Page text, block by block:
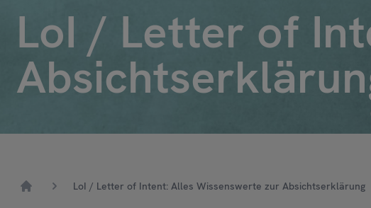
LoI / Letter of
LoI / Letter of Intent: Alles Wissenswerte zur Absichtserklärung